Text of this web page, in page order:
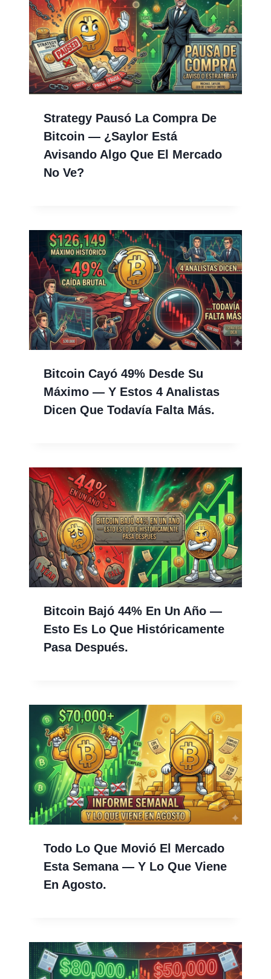
Strategy Pausó La Compra De
Bitcoin — ¿Saylor Está
Avisando Algo Que El Mercado
No Ve?
Bitcoin Cayó 49% Desde Su
Máximo — Y Estos 4 Analistas
Dicen Que Todavía Falta Más.
Bitcoin Bajó 44% En Un Año —
Esto Es Lo Que Históricamente
Pasa Después.
Todo Lo Que Movió El Mercado
Esta Semana — Y Lo Que Viene
En Agosto.